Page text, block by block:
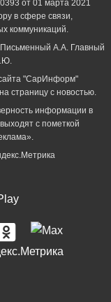
от 01 марта 2021
в сфере связи,
коммуникаций.
А.А. Главный
"СарИнформ"
страницу с новостью.
информации в
с пометкой